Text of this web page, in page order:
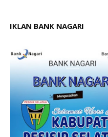
IKLAN BANK NAGARI